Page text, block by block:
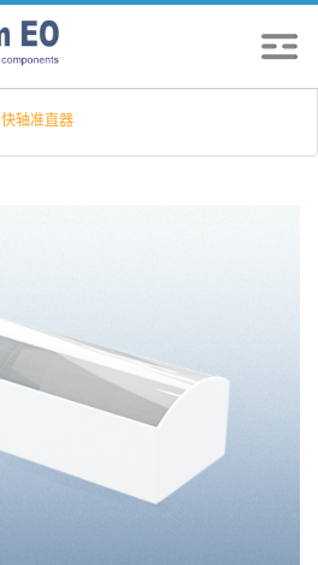
快轴准直器